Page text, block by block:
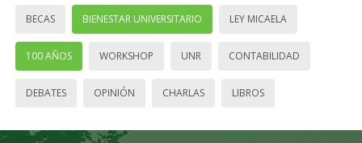
BECAS BIENESTAR UNIVERSITARIO LEY MICAELA
100 AÑOS WORKSHOP UNR CONTABILIDAD
DEBATES OPINIÓN CHARLAS LIBROS